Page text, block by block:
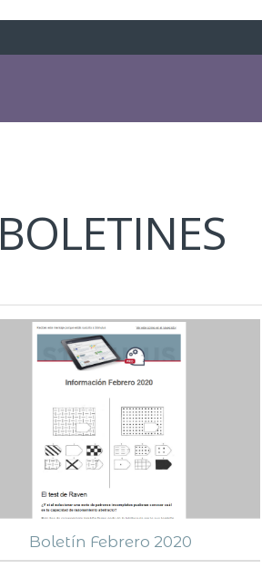
BOLETINES
Boletín Febrero 2020